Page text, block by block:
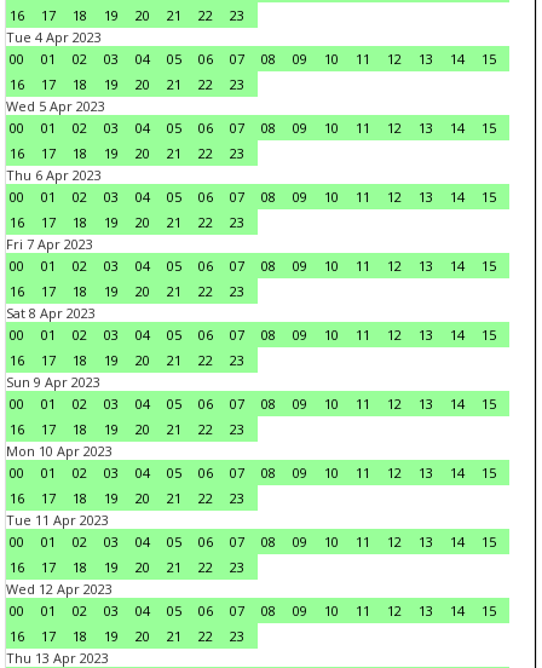
16
17 18 19 20 21 22
23
Tue 4 Apr 2023
00
01 02 03 04 05 06 07 08 09 10 11 12 13 14
15
16
17 18 19 20 21 22
23
Wed 5 Apr 2023
00
01 02 03 04 05 06 07 08 09 10 11 12 13 14
15
16
17 18 19 20 21 22
23
Thu 6 Apr 2023
00
01 02 03 04 05 06 07 08 09 10 11 12 13 14
15
16
17 18 19 20 21 22
23
Fri 7 Apr 2023
00
01 02 03 04 05 06 07 08 09 10 11 12 13 14
15
16
17 18 19 20 21 22
23
Sat 8 Apr 2023
00
01 02 03 04 05 06 07 08 09 10 11 12 13 14
15
16
17 18 19 20 21 22
23
Sun 9 Apr 2023
00
01 02 03 04 05 06 07 08 09 10 11 12 13 14
15
16
17 18 19 20 21 22
23
Mon 10 Apr 2023
00
01 02 03 04 05 06 07 08 09 10 11 12 13 14
15
16
17 18 19 20 21 22
23
Tue 11 Apr 2023
00
01 02 03 04 05 06 07 08 09 10 11 12 13 14
15
16
17 18 19 20 21 22
23
Wed 12 Apr 2023
00
01 02 03 04 05 06 07 08 09 10 11 12 13 14
15
16
17 18 19 20 21 22
23
Thu 13 Apr 2023